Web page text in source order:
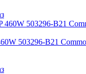
503296-B21